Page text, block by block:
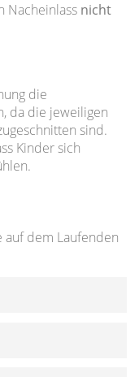
Nacheinlass nicht
die
da die jeweiligen
sind.
Kinder sich
auf dem Laufenden